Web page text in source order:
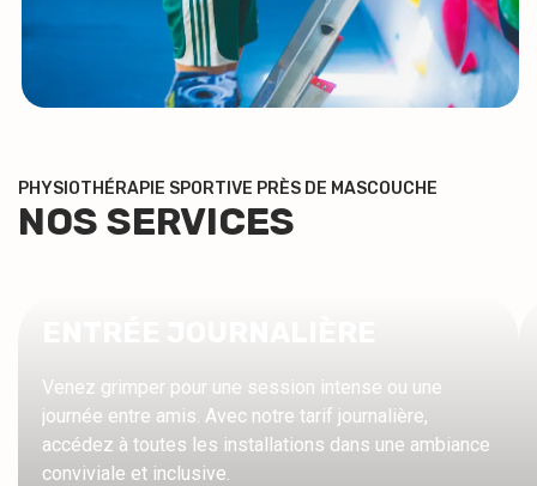
PHYSIOTHÉRAPIE SPORTIVE PRÈS DE MASCOUCHE
NOS SERVICES
Venez grimper pour une session intense ou une
journée entre amis. Avec notre tarif journalière,
accédez à toutes les installations dans une ambiance
conviviale et inclusive.